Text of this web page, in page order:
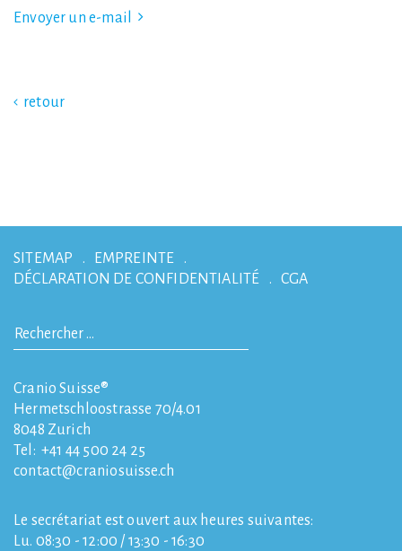
Envoyer un e-mail
retour
SITEMAP
EMPREINTE
DÉCLARATION DE CONFIDENTIALITÉ
CGA
Cranio Suisse®
Hermetschloostrasse 70/4.01
8048 Zurich
Tel: +41 44 500 24 25
contact
craniosuisse.ch
Le secrétariat est ouvert aux heures suivantes:
Lu. 08:30 - 12:00 / 13:30 - 16:30